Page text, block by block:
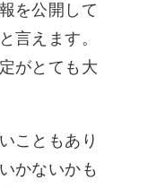
を公開して
言えます。
がとても大
こともあり
かないかも